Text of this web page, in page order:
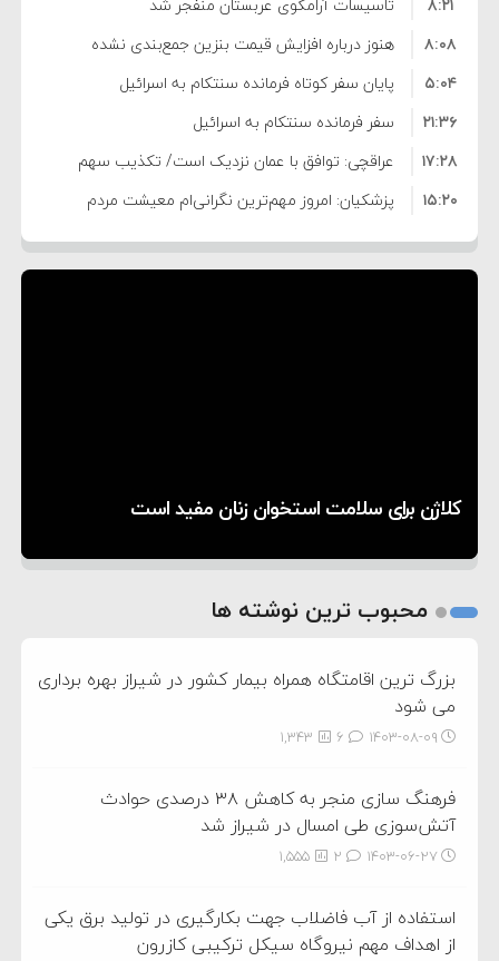
هنوز درباره افزایش قیمت بنزین جمع‌بندی نشده
است/ کالا برگ قطعا افزایش می‌یابد
۸:۰۸
پایان سفر کوتاه فرمانده سنتکام به اسرائیل
۵:۰۴
سفر فرمانده سنتکام به اسرائیل
۲۱:۳۶
عراقچی: توافق با عمان نزدیک است/ تکذیب سهم
۱۱ درصدی ایران از خزر
۱۷:۲۸
پزشکیان: امروز مهم‌ترین نگرانی‌ام معیشت مردم
است
۱۵:۲۰
ترامپ: مذاکرات با تهران خوب پیش می‌رود
۸:۳۶
بازداشت سفیر پیشین فلسطین در لبنان به اتهام
۱۰:۳۳
کلاژن برای سلامت استخوان زنان مفید است
کمک خورشید به رفع ناترازی برق
از عشق عمیق به مردم
2
محبوب ترین نوشته ها
بزرگ ترین اقامتگاه همراه بیمار کشور در شیراز بهره برداری
می شود
۱۴۰۳-۰۸-۰۹ 1,343
فرهنگ سازی منجر به کاهش ۳۸ درصدی حوادث
آتش‌سوزی طی امسال در شیراز شد
۱۴۰۳-۰۶-۲۷ 1,555
استفاده از آب فاضلاب جهت بکارگیری در تولید برق یکی
از اهداف مهم نیروگاه سیکل ترکیبی کازرون